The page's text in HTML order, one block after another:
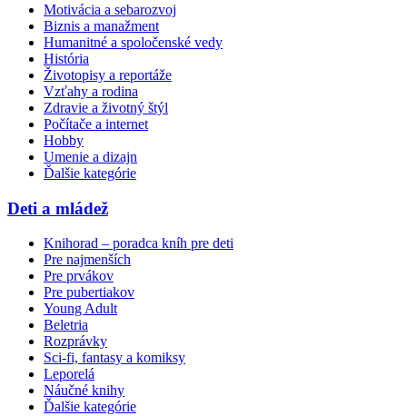
Motivácia a sebarozvoj
Biznis a manažment
Humanitné a spoločenské vedy
História
Životopisy a reportáže
Vzťahy a rodina
Zdravie a životný štýl
Počítače a internet
Hobby
Umenie a dizajn
Ďalšie kategórie
Deti a mládež
Knihorad – poradca kníh pre deti
Pre najmenších
Pre prvákov
Pre pubertiakov
Young Adult
Beletria
Rozprávky
Sci-fi, fantasy a komiksy
Leporelá
Náučné knihy
Ďalšie kategórie